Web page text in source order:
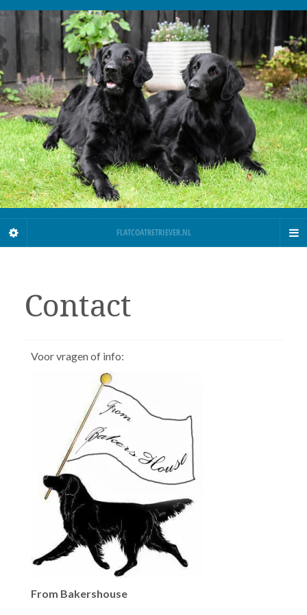
FLATCOATRETRIEVER.NL
Contact
Voor vragen of info:
From Bakershouse